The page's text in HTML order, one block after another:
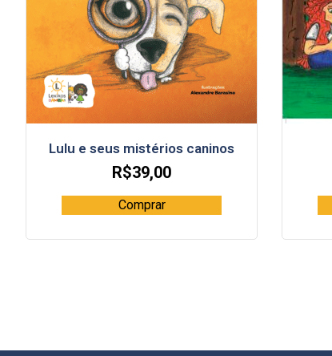
Lulu e seus mistérios caninos
R$39,00
Comprar